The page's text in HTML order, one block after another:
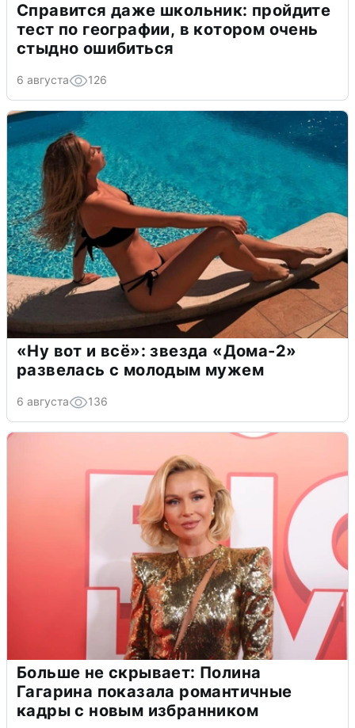
Справится даже школьник: пройдите
тест по географии, в котором очень
стыдно ошибиться
6 августа 126
«Ну вот и всё»: звезда «Дома-2»
развелась с молодым мужем
6 августа 136
Больше не скрывает: Полина
Гагарина показала романтичные
кадры с новым избранником